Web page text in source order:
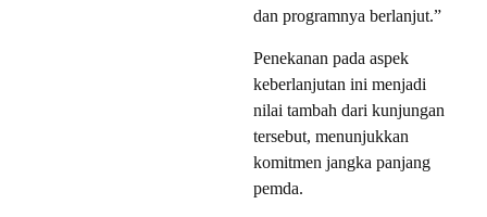
dan programnya berlanjut.”
Penekanan pada aspek
keberlanjutan ini menjadi
nilai tambah dari kunjungan
tersebut, menunjukkan
komitmen jangka panjang
pemda.